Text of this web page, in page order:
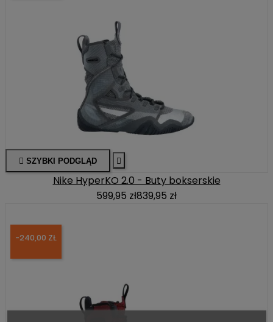
 SZYBKI PODGLĄD 
Nike HyperKO 2.0 - Buty bokserskie
599,95 zł839,95 zł
-240,00 ZŁ